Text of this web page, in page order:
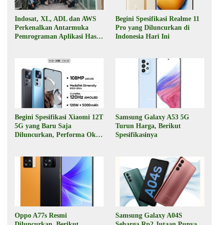
Indosat, XL, ADL dan AWS
Perkenalkan Antarmuka
Pemrograman Aplikasi Hasil
Begini Spesifikasi Realme 11
Pro yang Diluncurkan di
Indonesia Hari Ini
Begini Spesifikasi Xiaomi 12T
5G yang Baru Saja
Diluncurkan, Performa Oke,
Samsung Galaxy A53 5G
Turun Harga, Berikut
Spesifikasinya
Oppo A77s Resmi
Samsung Galaxy A04S